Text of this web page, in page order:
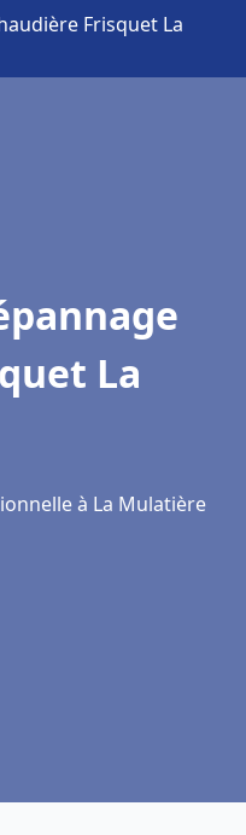
Frisquet La
La
à La Mulatière